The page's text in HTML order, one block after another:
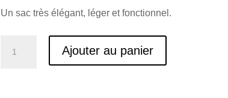
Un sac très élégant, léger et fonctionnel.
Ajouter au panier